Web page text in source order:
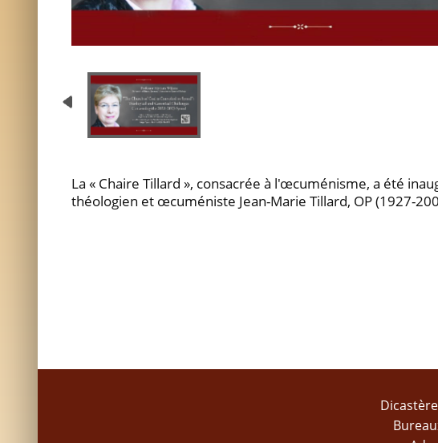
La « Chaire Tillard », consacrée à l'œcuménisme, a été
théologien et œcuméniste Jean-Marie Tillard, OP (1927-